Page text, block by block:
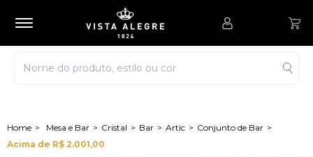
Mesa e Bar Cristal Bar Artic
Conjunto de Bar
Acima de R$ 2.001,00